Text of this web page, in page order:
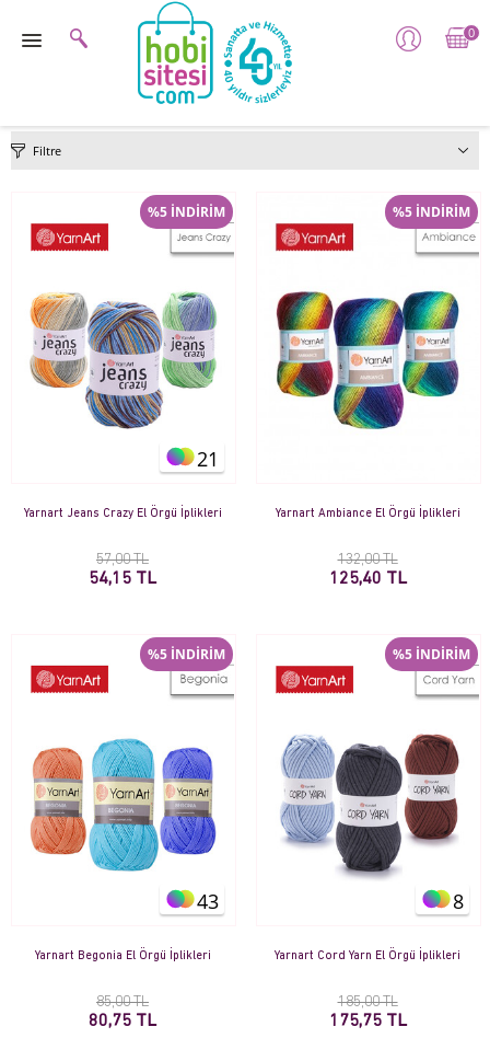
0
Filtre
21
%5 İNDİRİM
Yarnart Jeans Crazy El Örgü İplikleri
57,00 TL
54,15 TL
%5 İNDİRİM
Yarnart Ambiance El Örgü İplikleri
132,00 TL
125,40 TL
43
%5 İNDİRİM
Yarnart Begonia El Örgü İplikleri
85,00 TL
80,75 TL
8
%5 İNDİRİM
Yarnart Cord Yarn El Örgü İplikleri
185,00 TL
175,75 TL